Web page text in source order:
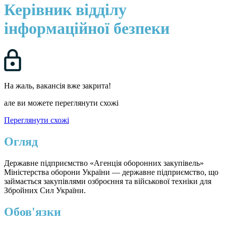
Керівник відділу
інформаційної безпеки
На жаль, вакансія вже закрита!
але ви можете переглянути схожі
Переглянути схожі
Огляд
Державне підприємство «Агенція оборонних закупівель»
Міністерства оборони України — державне підприємство, що
займається закупівлями озброєння та військової техніки для
Збройних Сил України.
Обов'язки